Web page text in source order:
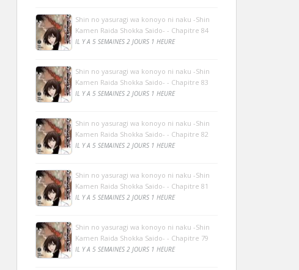
Shin no yasuragi wa konoyo ni naku -Shin
Kamen Raida Shokka Saido- - Chapitre 84
IL Y A 5 SEMAINES 2 JOURS 1 HEURE
Shin no yasuragi wa konoyo ni naku -Shin
Kamen Raida Shokka Saido- - Chapitre 83
IL Y A 5 SEMAINES 2 JOURS 1 HEURE
Shin no yasuragi wa konoyo ni naku -Shin
Kamen Raida Shokka Saido- - Chapitre 82
IL Y A 5 SEMAINES 2 JOURS 1 HEURE
Shin no yasuragi wa konoyo ni naku -Shin
Kamen Raida Shokka Saido- - Chapitre 81
IL Y A 5 SEMAINES 2 JOURS 1 HEURE
Shin no yasuragi wa konoyo ni naku -Shin
Kamen Raida Shokka Saido- - Chapitre 79
IL Y A 5 SEMAINES 2 JOURS 1 HEURE